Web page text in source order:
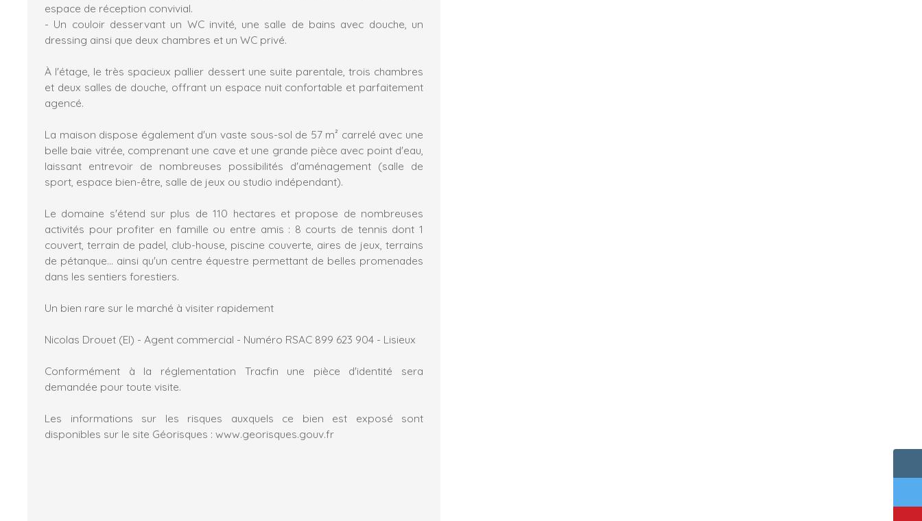
espace de réception convivial.
- Un couloir desservant un WC invité, une salle de bains avec douche, un
dressing ainsi que deux chambres et un WC privé.
À l'étage, le très spacieux pallier dessert une suite parentale, trois chambres
et deux salles de douche, offrant un espace nuit confortable et parfaitement
agencé.
La maison dispose également d'un vaste sous-sol de 57 m² carrelé avec une
belle baie vitrée, comprenant une cave et une grande pièce avec point d'eau,
laissant entrevoir de nombreuses possibilités d'aménagement (salle de
sport, espace bien-être, salle de jeux ou studio indépendant).
Le domaine s'étend sur plus de 110 hectares et propose de nombreuses
activités pour profiter en famille ou entre amis : 8 courts de tennis dont 1
couvert, terrain de padel, club-house, piscine couverte, aires de jeux, terrains
de pétanque... ainsi qu'un centre équestre permettant de belles promenades
dans les sentiers forestiers.
Un bien rare sur le marché à visiter rapidement
Nicolas Drouet (EI) - Agent commercial - Numéro RSAC 899 623 904 - Lisieux
Conformément à la réglementation Tracfin une pièce d'identité sera
demandée pour toute visite.
Les informations sur les risques auxquels ce bien est exposé sont
disponibles sur le site Géorisques : www.georisques.gouv.fr